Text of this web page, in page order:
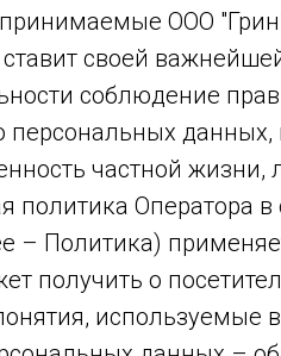
ООО
ставит своей
соблюдение
персональных
частной
политика Оператора
– Политика)
получить о
используемые